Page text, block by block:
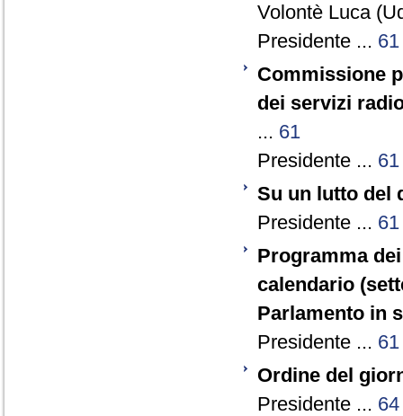
Volontè Luca
Presidente ... 61
Commissione
dei servizi
... 61
Presidente ... 61
Su un lutto del
Presidente ... 61
Programma
calendario
Parlamento in
Presidente ... 61
Ordine del
Presidente ... 64